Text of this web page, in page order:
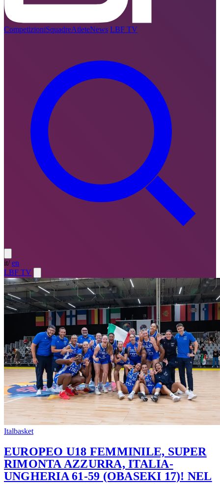
CompetizioniSquadreAtleteNews LBF TV
it/ en
LBF TV
Italbasket
EUROPEO U18 FEMMINILE, SUPER
RIMONTA AZZURRA, ITALIA-
UNGHERIA 61-59 (OBASEKI 17)! NEL